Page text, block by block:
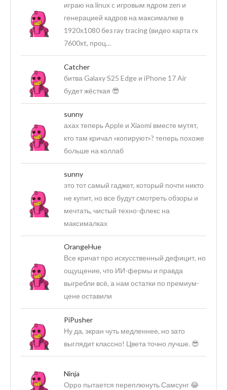
играю на linux c игровым ядром zen и
генерацией кадров на максималке в
1920х1080 без ray tracing (видео карта rx
7600xt, проц…
Catcher
битва Galaxy S25 Edge и iPhone 17 Air
будет жёсткая 😎
sunny
ахах теперь Apple и Xiaomi вместе мутят,
кто там кричал «копируют»? теперь похоже
больше на коллаб
sunny
это тот самый гаджет, который почти никто
не купит, но все будут смотреть обзоры и
мечтать, чистый техно-флекс на
максималках
OrangeHue
Все кричат про искусственный дефицит, но
ощущение, что ИИ-фермы и правда
выгребли всё, а нам остатки по премиум-
цене оставили
PiPusher
Ну да, экран чуть медленнее, но зато
выглядит классно! Цвета точно лучше. 😎
Ninja
Оppo пытается переплюнуть Самсунг 😂